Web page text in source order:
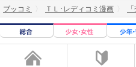
ブッコミ ＴＬ･レディコミ漫画